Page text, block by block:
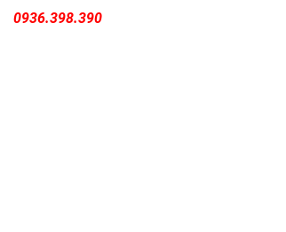
0936.398.390